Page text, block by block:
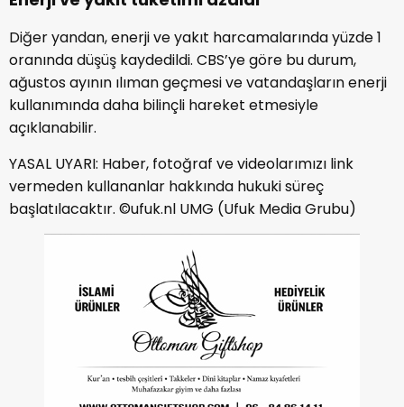
Diğer yandan, enerji ve yakıt harcamalarında yüzde 1
oranında düşüş kaydedildi. CBS’ye göre bu durum,
ağustos ayının ılıman geçmesi ve vatandaşların enerji
kullanımında daha bilinçli hareket etmesiyle
açıklanabilir.
YASAL UYARI: Haber, fotoğraf ve videolarımızı link
vermeden kullananlar hakkında hukuki süreç
başlatılacaktır. ©ufuk.nl UMG (Ufuk Media Grubu)